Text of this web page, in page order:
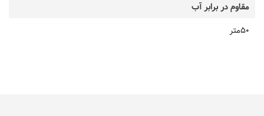
مقاوم در برابر آب
50متر